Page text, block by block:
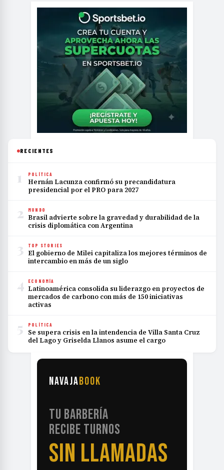
RECIENTES
1 POLÍTICA
Hernán Lacunza confirmó su precandidatura
presidencial por el PRO para 2027
2 MUNDO
Brasil advierte sobre la gravedad y durabilidad de la
crisis diplomática con Argentina
3 TOP STORIES
El gobierno de Milei capitaliza los mejores términos de
intercambio en más de un siglo
4 ECONOMÍA
Latinoamérica consolida su liderazgo en proyectos de
mercados de carbono con más de 150 iniciativas
activas
5 POLÍTICA
Se supera crisis en la intendencia de Villa Santa Cruz
del Lago y Griselda Llanos asume el cargo
NAVAJABOOK
TU BARBERÍA
RECIBE TURNOS
SIN LLAMADAS